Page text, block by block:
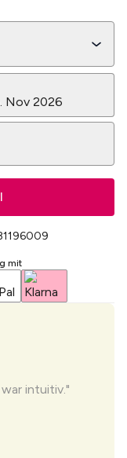
mit
intuitiv."